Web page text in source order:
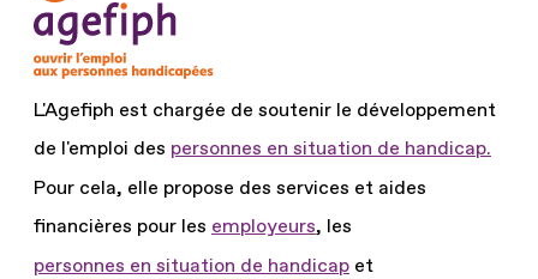
L'Agefiph est chargée de soutenir le développement
de l'emploi des personnes en situation de handicap.
Pour cela, elle propose des services et aides
financières pour les employeurs, les
personnes en situation de handicap et